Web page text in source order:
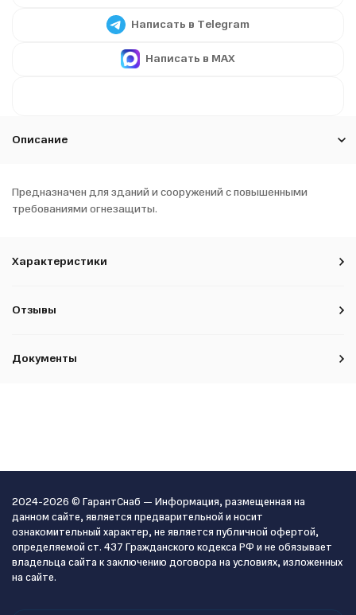
Написать в Telegram
Написать в MAX
Описание
Предназначен для зданий и сооружений с повышенными
требованиями огнезащиты.
Характеристики
Отзывы
Документы
2024-2026 © ГарантСнаб — Информация, размещенная на
данном сайте, является предварительной и носит
ознакомительный характер, не является публичной офертой,
определяемой ст. 437 Гражданского кодекса РФ и не обязывает
владельца сайта к заключению договора на условиях, изложенных
на сайте.